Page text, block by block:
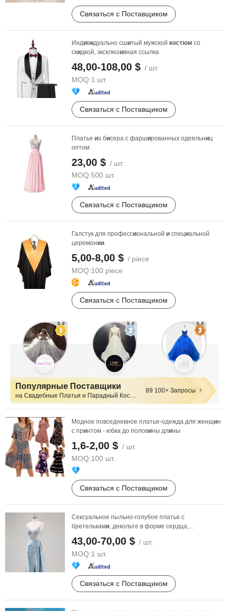
Связаться с Поставщиком
Индивидуально сшитый мужской костюм со
скидкой, эксклюзивная ссылка
48,00-108,00 $ / шт.
MOQ:1 шт.
Связаться с Поставщиком
Платье из бисера с фаршированных одеяльниц
оптом
23,00 $ / шт.
MOQ:500 шт.
Связаться с Поставщиком
Галстук для профессиональной и специальной
церемонии
5,00-8,00 $ / piece
MOQ:100 piece
Связаться с Поставщиком
Популярные Поставщики
на Свадебные Платья и Парадный Костюм
89 100+ Запросы
Модное повседневное платье-одежда для женщин
с принтом - юбка до половины длины
1,6-2,00 $ / шт.
MOQ:100 шт.
Связаться с Поставщиком
Сексуальное пыльно-голубое платье с
бретельками, декольте в форме сердца,
сером, с ...
43,00-70,00 $ / шт.
MOQ:1 шт.
Связаться с Поставщиком